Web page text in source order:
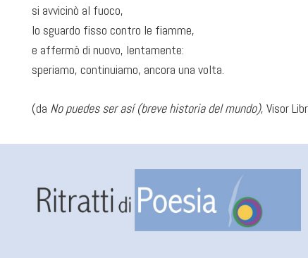
si avvicinò al fuoco,
lo sguardo fisso contro le fiamme,
e affermò di nuovo, lentamente:
speriamo, continuiamo, ancora una volta.
(da No puedes ser así (breve historia del mundo), Visor